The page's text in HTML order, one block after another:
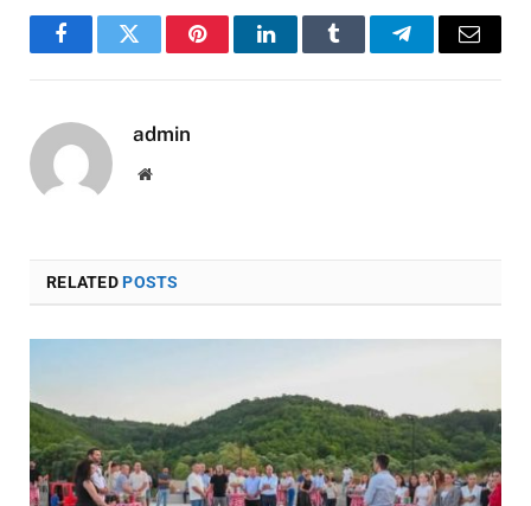
FacebookTwitter PinterestLinkedInTumblr TelegramEmail
admin
Website
RELATEDPOSTS